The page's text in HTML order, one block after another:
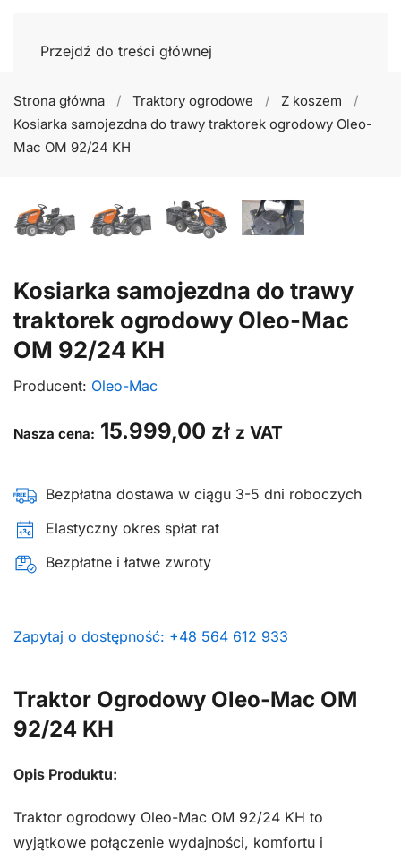
Przejdź do treści głównej
Strona główna Traktory ogrodowe
Z koszem
Kosiarka samojezdna do trawy traktorek ogrodowy Oleo-
Mac OM 92/24 KH
Kosiarka samojezdna do trawy
traktorek ogrodowy Oleo-Mac
OM 92/24 KH
Producent: Oleo-Mac
Nasza cena: 15.999,00 zł z VAT
Bezpłatna dostawa w ciągu 3-5 dni roboczych
Elastyczny okres spłat rat
Bezpłatne i łatwe zwroty
Zapytaj o dostępność: +48 564 612 933
Traktor Ogrodowy Oleo-Mac OM
92/24 KH
Opis Produktu:
Traktor ogrodowy Oleo-Mac OM 92/24 KH to
wyjątkowe połączenie wydajności, komfortu i